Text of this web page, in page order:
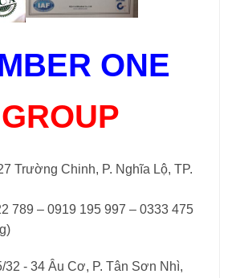
ONE
GROUP
Trường Chinh, P. Nghĩa Lộ, TP.
789 – 0919 195 997 – 0333 475
32 - 34 Âu Cơ, P. Tân Sơn Nhì,